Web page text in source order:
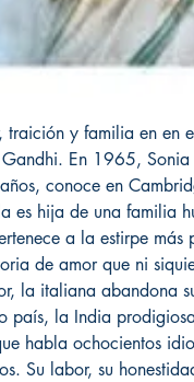
traición y familia en en
En 1965,
conoce en
es hija de una familia
a la estirpe
de amor que ni
la italiana abandona
país, la India
habla ochocientos
Su labor, su